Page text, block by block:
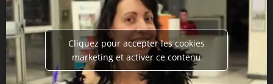
Cliquez pour accepter les cookies
marketing et activer ce contenu